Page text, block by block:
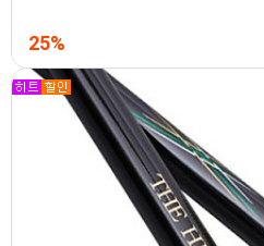
25%